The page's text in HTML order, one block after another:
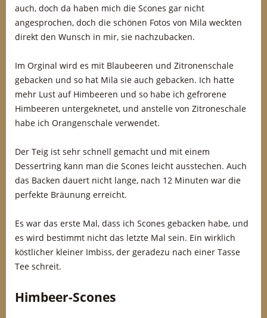
auch, doch da haben mich die Scones gar nicht
angesprochen, doch die schönen Fotos von Mila weckten
direkt den Wunsch in mir, sie nachzubacken.
Im Orginal wird es mit Blaubeeren und Zitronenschale
gebacken und so hat Mila sie auch gebacken. Ich hatte
mehr Lust auf Himbeeren und so habe ich gefrorene
Himbeeren untergeknetet, und anstelle von Zitroneschale
habe ich Orangenschale verwendet.
Der Teig ist sehr schnell gemacht und mit einem
Dessertring kann man die Scones leicht ausstechen. Auch
das Backen dauert nicht lange, nach 12 Minuten war die
perfekte Bräunung erreicht.
Es war das erste Mal, dass ich Scones gebacken habe, und
es wird bestimmt nicht das letzte Mal sein. Ein wirklich
köstlicher kleiner Imbiss, der geradezu nach einer Tasse
Tee schreit.
Himbeer-Scones